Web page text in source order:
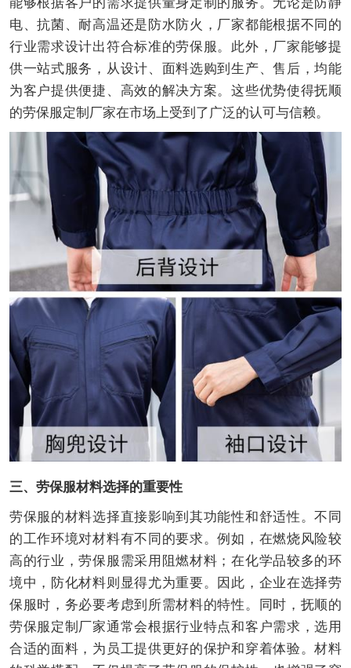
电、抗菌、耐高温还是防水防火，厂家都能根据不同的
行业需求设计出符合标准的劳保服。此外，厂家能够提
供一站式服务，从设计、面料选购到生产、售后，均能
为客户提供便捷、高效的解决方案。这些优势使得抚顺
的劳保服定制厂家在市场上受到了广泛的认可与信赖。
三、劳保服材料选择的重要性
劳保服的材料选择直接影响到其功能性和舒适性。不同
的工作环境对材料有不同的要求。例如，在燃烧风险较
高的行业，劳保服需采用阻燃材料；在化学品较多的环
境中，防化材料则显得尤为重要。因此，企业在选择劳
保服时，务必要考虑到所需材料的特性。同时，抚顺的
劳保服定制厂家通常会根据行业特点和客户需求，选用
合适的面料，为员工提供更好的保护和穿着体验。材料